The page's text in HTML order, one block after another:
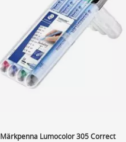
Märkpenna Lumocolor 305 Correct